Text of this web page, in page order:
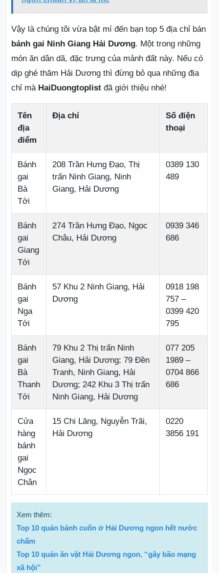
Vậy là chúng tôi vừa bật mí đến bạn top 5 địa chỉ bán
bánh gai Ninh Giang Hải Dương. Một trong những
món ăn dân dã, đặc trưng của mảnh đất này. Nếu có
dịp ghé thăm Hải Dương thì đừng bỏ qua những địa
chỉ mà HaiDuongtoplist đã giới thiệu nhé!
Tên
địa
điểm
Địa chỉ
Số điện
thoại
Bánh
gai
Bà
Tới
208 Trần Hưng Đạo, Thị
trấn Ninh Giang, Ninh
Giang, Hải Dương
0389 130
489
Bánh
gai
Giang
Tới
274 Trần Hưng Đạo, Ngọc
Châu, Hải Dương
0939 346
686
Bánh
gai
Nga
Tới
57 Khu 2 Ninh Giang, Hải
Dương
0918 198
757 –
0399 420
795
Bánh
gai
Bà
Thanh
Tới
79 Khu 2 Thị trấn Ninh
Giang, Hải Dương; 79 Đền
Tranh, Ninh Giang, Hải
Dương; 242 Khu 3 Thị trấn
Ninh Giang, Hải Dương
077 205
1989 –
0704 866
686
Cửa
hàng
bánh
gai
Ngọc
Chân
15 Chi Lăng, Nguyễn Trãi,
Hải Dương
0220
3856 191
Xem thêm:
Top 10 quán bánh cuốn ở Hải Dương ngon hết nước
chấm
Top 10 quán ăn vặt Hải Dương ngon, “gây bão mạng
xã hội”